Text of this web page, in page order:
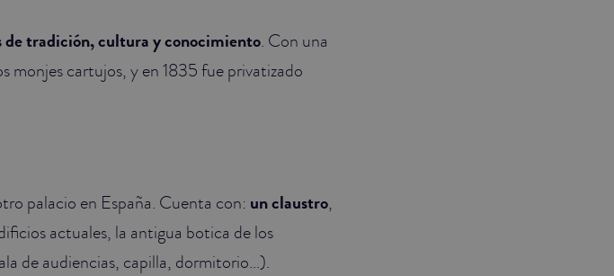
de tradición, cultura y conocimiento. Con una
monjes cartujos, y en 1835 fue privatizado
palacio en España. Cuenta con: un claustro,
actuales, la antigua botica de los
de audiencias, capilla, dormitorio…).